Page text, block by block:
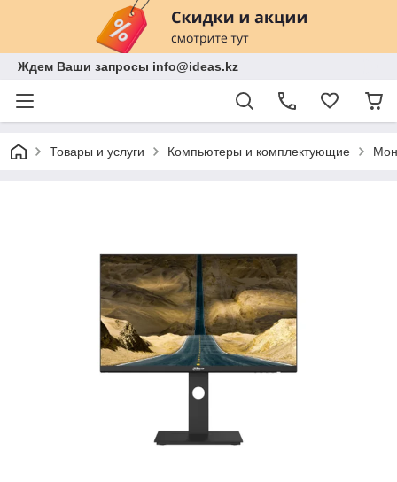
Ждем Ваши запросы info@ideas.kz
Товары и услуги Компьютеры и комплектующие